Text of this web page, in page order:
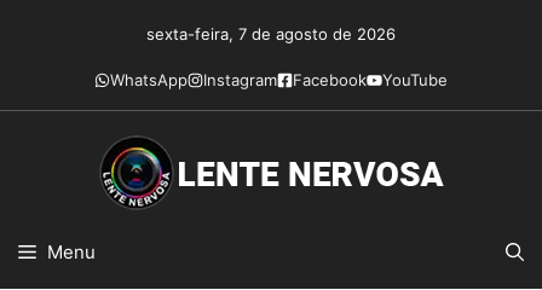
conteúdo
sexta-feira, 7 de agosto de 2026
WhatsApp Instagram Facebook YouTube
Menu